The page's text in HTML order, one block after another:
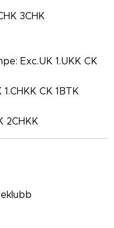
3CHK
Exc.UK 1.UKK CK
CK 1BTK
2CHKK